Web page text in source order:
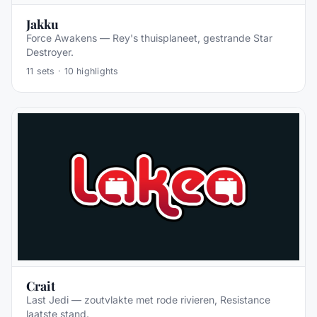
Jakku
Force Awakens — Rey's thuisplaneet, gestrande Star
Destroyer.
11 sets · 10 highlights
Crait
Last Jedi — zoutvlakte met rode rivieren, Resistance
laatste stand.